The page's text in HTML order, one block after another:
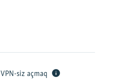
VPN-siz açmaq